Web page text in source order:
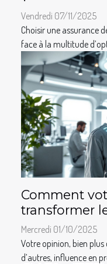
Vendredi 07/11/2025
Choisir une assurance
face à la multitude
Comment
transformer
Mercredi 01/10/2025
Votre opinion, bien
d’autres, influence en